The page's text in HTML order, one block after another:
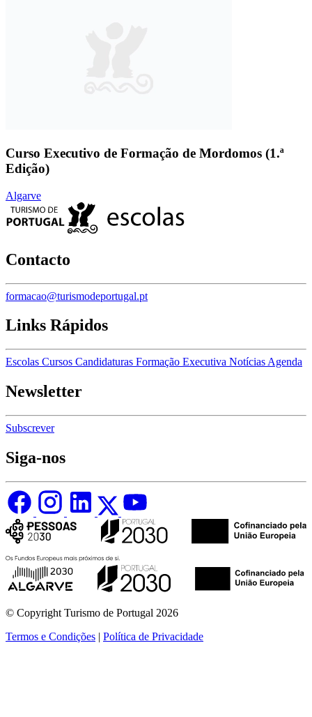
Curso Executivo de Formação de Mordomos (1.ª
Edição)
Algarve
Contacto
formacao@turismodeportugal.pt
Links Rápidos
Escolas Cursos Candidaturas Formação Executiva Notícias Agenda
Newsletter
Subscrever
Siga-nos
© Copyright Turismo de Portugal 2026
Termos e Condições | Política de Privacidade